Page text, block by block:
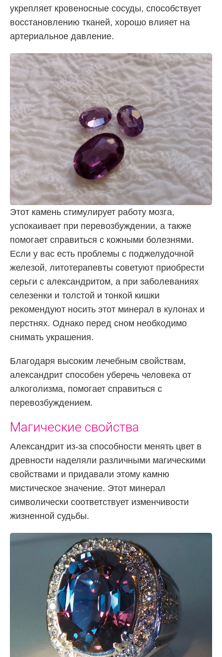
укрепляет кровеносные сосуды, способствует
восстановлению тканей, хорошо влияет на
артериальное давление.
Этот камень стимулирует работу мозга,
успокаивает при перевозбуждении, а также
помогает справиться с кожными болезнями.
Если у вас есть проблемы с поджелудочной
железой, литотерапевты советуют приобрести
серьги с александритом, а при заболеваниях
селезенки и толстой и тонкой кишки
рекомендуют носить этот минерал в кулонах и
перстнях. Однако перед сном необходимо
снимать украшения.
Благодаря высоким лечебным свойствам,
александрит способен уберечь человека от
алкоголизма, помогает справиться с
перевозбуждением.
Магические свойства
Александрит из-за способности менять цвет в
древности наделяли различными магическими
свойствами и придавали этому камню
мистическое значение. Этот минерал
символически соответствует изменчивости
жизненной судьбы.